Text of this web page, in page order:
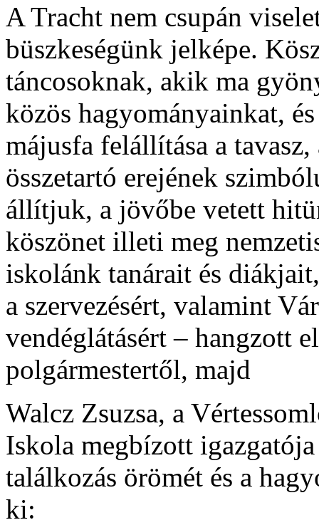
A Tracht nem csupán
büszkeségünk jelképe.
táncosoknak, akik ma
közös hagyományainkat,
májusfa felállítása a tavasz,
összetartó erejének
állítjuk, a jövőbe vetett
köszönet illeti meg
iskolánk tanárait és
a szervezésért, valamint
vendéglátásért – hangzott
polgármestertől, majd
Walcz Zsuzsa, a
Iskola megbízott
találkozás örömét és a
ki: